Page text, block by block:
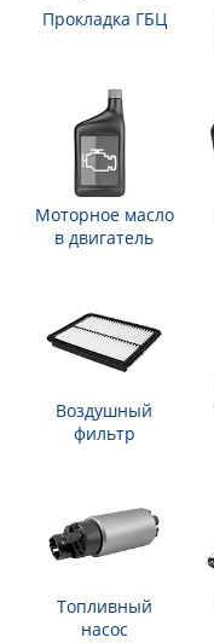
Прокладка ГБЦ
Моторное масло
в двигатель
Воздушный
фильтр
Топливный
насос